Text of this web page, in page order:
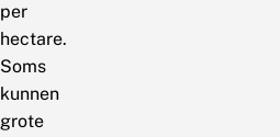
per
hectare.
Soms
kunnen
grote